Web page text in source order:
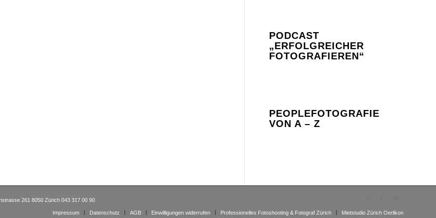
PODCAST
„ERFOLGREICHER
FOTOGRAFIEREN“
PEOPLEFOTOGRAFIE
VON A – Z
261 8050 Zürich 043 317 00 90
Impressum Datenschutz AGB Einwilligungen widerrufen Professionelles Fotoshooting & Fotograf Zürich Mietstudio Zürich Oerlikon